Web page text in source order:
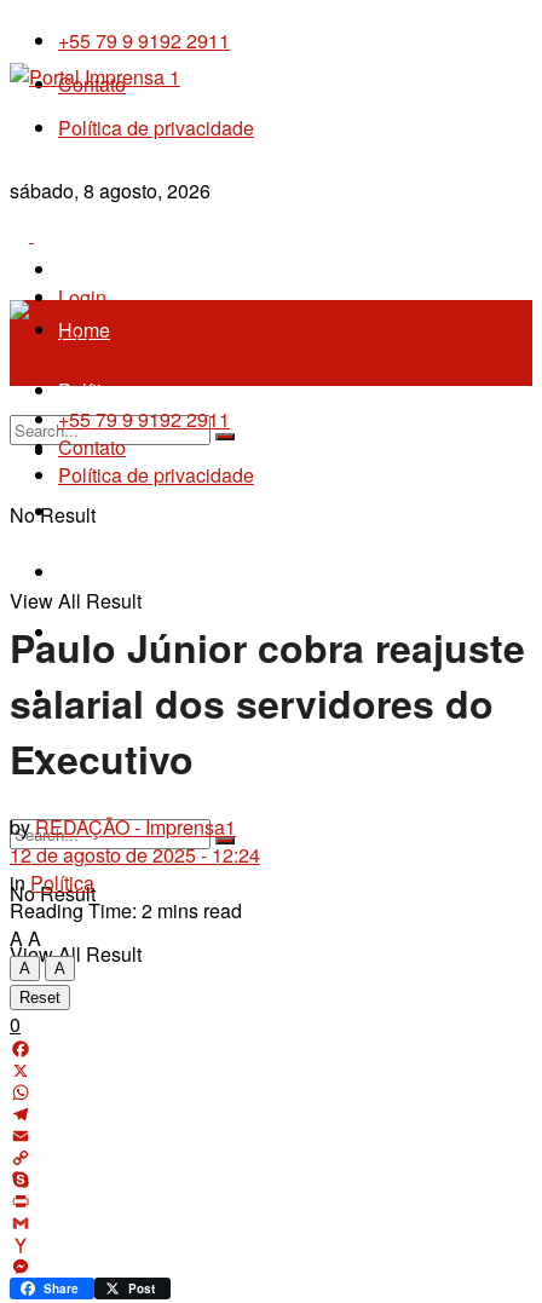
+55 79 9 9192 2911
Contato
Política de privacidade
sábado, 8 agosto, 2026
Login
Home
Política
Imprensa 1
Policial
Últimas Notícias
Contato
+55 79 9 9192-2911
No Result
View All Result
No Result
View All Result
+55 79 9 9192 2911
Contato
Política de privacidade
Paulo Júnior cobra reajuste
salarial dos servidores do
Executivo
byREDAÇÃO - Imprensa1
12 de agosto de 2025 - 12:24
in Política
Reading Time: 2 mins read
AA
A
A
Reset
0
Facebook
X
WhatsApp
Telegram
Email
Copy
Link
Skype
Print
Gmail
Yahoo
Mail
Messenger
Share Post